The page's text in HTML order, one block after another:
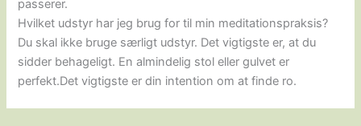
passerer.
Hvilket udstyr har jeg brug for til min meditationspraksis?
Du skal ikke bruge særligt udstyr. Det vigtigste er, at du
sidder behageligt. En almindelig stol eller gulvet er
perfekt.Det vigtigste er din intention om at finde ro.